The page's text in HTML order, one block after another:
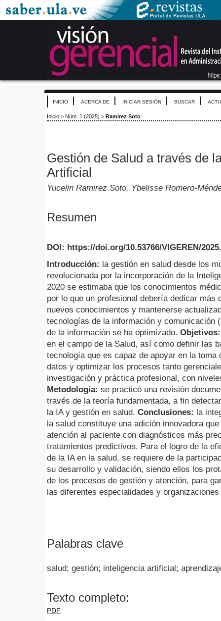
INICIO ACERCA DE INICIAR SESIÓN BUSCAR
Inicio > Núm. 1 (2025) > Ramirez Soto
Gestión de Salud a través de
Artificial
Yucelin Ramirez Soto, Ybelisse Romero-
Resumen
DOI: https://doi.org/10.53766/VIGEREN/
Introducción: la gestión en salud desde los
revolucionada por la incorporación de la
2020 se estimaba que los conocimientos
por lo que un profesional debería dedicar más
nuevos conocimientos y mantenerse
tecnologías de la información y comunicación
de la información se ha optimizado.
en el campo de la Salud, así como definir las
tecnología que es capaz de apoyar en la
datos y optimizar los procesos tanto
investigación y práctica profesional, con
Metodología: se practicó una revisión
través de la teoría fundamentada, a fin
la IA y gestión en salud. Conclusiones: la
la salud constituye una adición innovadora
atención al paciente con diagnósticos más
tratamientos predictivos. Para el logro de la
de la IA en la salud, se requiere de la
su desarrollo y validación, siendo ellos los
de los procesos de gestión y atención, para
las diferentes especialidades y
Palabras clave
salud; gestión; inteligencia artificial;
Texto completo:
PDF